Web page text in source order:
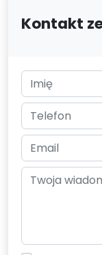
Kontakt